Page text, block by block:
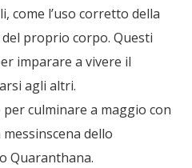
come l’uso corretto della
proprio corpo. Questi
imparare a vivere il
agli altri.
culminare a maggio con
dello
Quaranthana.